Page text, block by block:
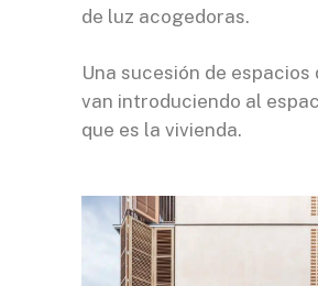
de luz acogedoras.
Una sucesión de espacios
van introduciendo al
que es la vivienda.